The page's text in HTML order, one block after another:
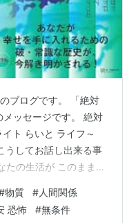
ブログです。 「絶対
ッセージです。 絶対
ト らいと ライフ～
してお話し出来る事
たの生活が このままず
いていけますよう
わないのであれば ど
物質 #人間関係
恐怖 #無条件